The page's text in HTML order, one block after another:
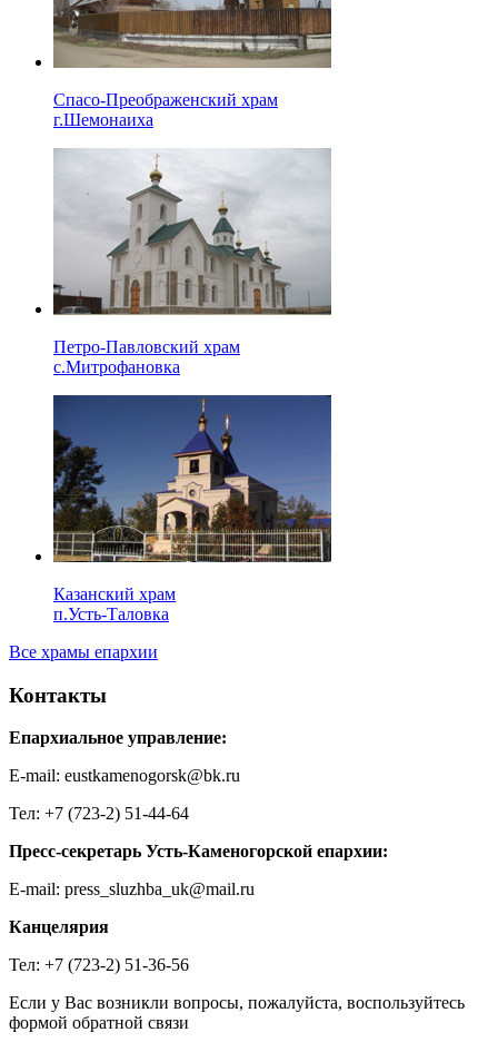
Спасо-Преображенский храм
г.Шемонаиха
Петро-Павловский храм
с.Митрофановка
Казанский храм
п.Усть-Таловка
Все храмы епархии
Контакты
Епархиальное управление:
E-mail: eustkamenogorsk@bk.ru
Тел: +7 (723-2) 51-44-64
Пресс-секретарь Усть-Каменогорской епархии:
E-mail: press_sluzhba_uk@mail.ru
Канцелярия
Тел: +7 (723-2) 51-36-56
Если у Вас возникли вопросы, пожалуйста, воспользуйтесь
формой обратной связи